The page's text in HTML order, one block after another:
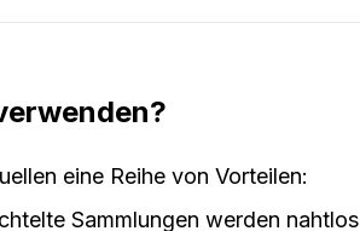
eine Reihe von Vorteilen:
Sammlungen werden nahtlos